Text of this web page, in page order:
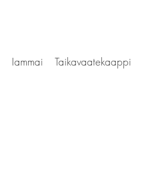
Iammai Taikavaatekaappi